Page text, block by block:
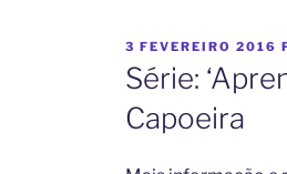
PUBLICADO
EM
3 FEVEREIRO 2016
Série:
Capoeira